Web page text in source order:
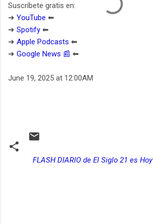
Suscríbete gratis en:
➜ YouTube ⬅︎
➜ Spotify ⬅︎
➜ Apple Podcasts ⬅︎
➜ Google News 📰 ⬅︎
June 19, 2025 at 12:00AM
FLASH DIARIO de El Siglo 21 es Hoy